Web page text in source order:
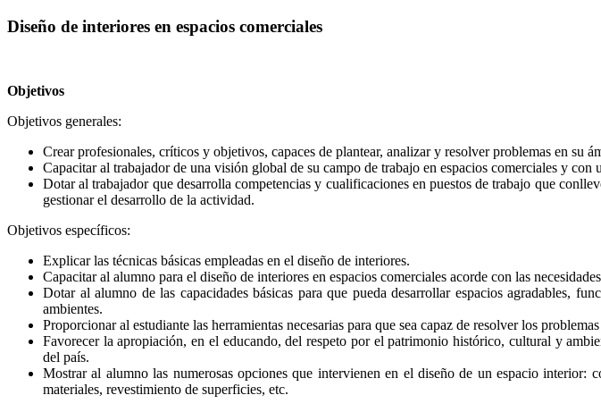
Diseño de interiores en espacios comerciales
Objetivos
Objetivos generales:
Crear profesionales, críticos y objetivos, capaces de plantear, analizar y resolver problemas en su
Capacitar al trabajador de una visión global de su campo de trabajo en espacios comerciales y
Dotar al trabajador que desarrolla competencias y cualificaciones en puestos de trabajo que
gestionar el desarrollo de la actividad.
Objetivos específicos:
Explicar las técnicas básicas empleadas en el diseño de interiores.
Capacitar al alumno para el diseño de interiores en espacios comerciales acorde con las
Dotar al alumno de las capacidades básicas para que pueda desarrollar espacios agradables,
ambientes.
Proporcionar al estudiante las herramientas necesarias para que sea capaz de resolver los
Favorecer la apropiación, en el educando, del respeto por el patrimonio histórico, cultural y
del país.
Mostrar al alumno las numerosas opciones que intervienen en el diseño de un espacio
materiales, revestimiento de superficies, etc.